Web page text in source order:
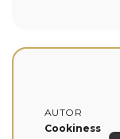
AUTOR
Cookiness